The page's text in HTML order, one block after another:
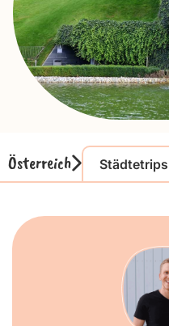
Österreich Städtetrips